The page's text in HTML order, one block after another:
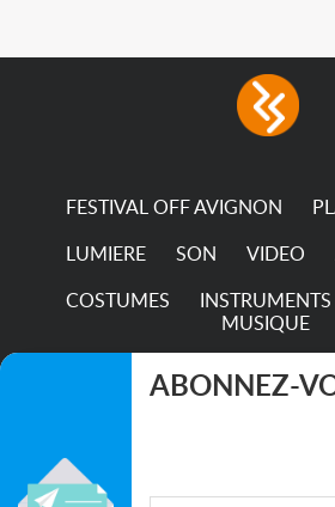
consumption The
permanence of a
FESTIVAL OFF AVIGNON
LUMIERE SON VIDEO
COSTUMES
INSTRUMENTS
MUSIQUE
TRANSPORTS
ABONNEZ-